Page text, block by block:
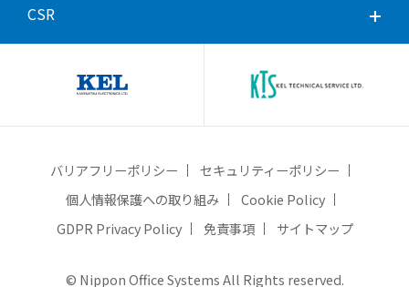
CSR
© Nippon Office Systems All Rights reserved.
バリアフリーポリシー
セキュリティーポリシー
個人情報保護への取り組み
Cookie Policy
GDPR Privacy Policy
免責事項 サイトマップ